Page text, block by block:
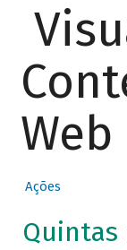
Web
Ações
Quintas